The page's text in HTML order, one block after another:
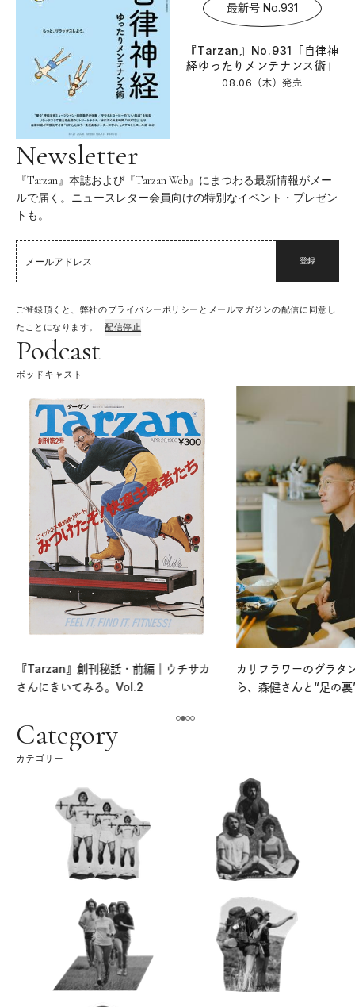
最新号 No.931
『Tarzan』No.931「自律神
経ゆったりメンテナンス術」
08.06（木）発売
Newsletter
『Tarzan』本誌および『Tarzan Web』にまつわる最新情報がメー
ルで届く。ニュースレター会員向けの特別なイベント・プレゼン
トも。
登録
ご登録頂くと、弊社のプライバシーポリシーとメールマガジンの配信に同意し
たことになります。
配信停止
Podcast
ポッドキャスト
『Tarzan』創刊秘話・前編｜ウチサカ
さんにきいてみる。Vol.2
カリフラワーのグラタ
ら、森健さんと“足の
Category
カテゴリー